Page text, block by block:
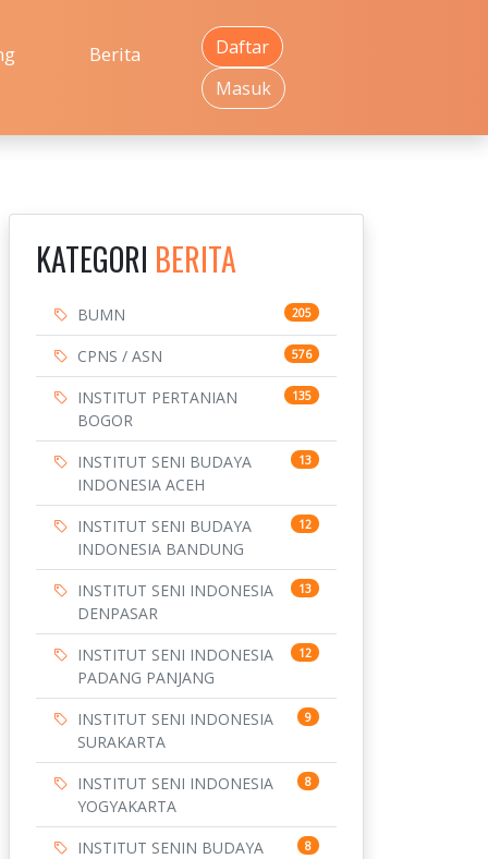
Berita
Daftar
Masuk
KATEGORI BERITA
BUMN 205
CPNS / ASN 576
INSTITUT PERTANIAN
BOGOR
135
INSTITUT SENI BUDAYA
INDONESIA ACEH
13
INSTITUT SENI BUDAYA
INDONESIA BANDUNG
12
INSTITUT SENI INDONESIA
DENPASAR
13
INSTITUT SENI INDONESIA
PADANG PANJANG
12
INSTITUT SENI INDONESIA
SURAKARTA
9
INSTITUT SENI INDONESIA
YOGYAKARTA
8
INSTITUT SENIN BUDAYA
8